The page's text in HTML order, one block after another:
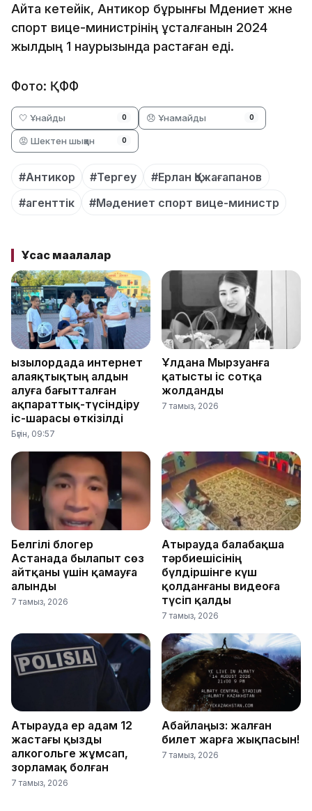
Айта кетейік, Антикор бұрынғы Мәдениет және
спорт вице-министрінің ұсталғанын 2024
жылдың 1 наурызында растаған еді.
Фото: ҚФФ
🤍 Ұнайды 0 😞 Ұнамайды 0
😡 Шектен шыққан 0
#Антикор #Тергеу
#Ерлан Қожағапанов
#агенттік
#Мәдениет спорт вице-министр
Ұқсас мақалалар
Қызылордада интернет
алаяқтықтың алдын
алуға бағытталған
ақпараттық-түсіндіру
іс-шарасы өткізілді
Бүгін, 09:57
Ұлдана Мырзуанға
қатысты іс сотқа
жолданды
7 тамыз, 2026
Белгілі блогер
Астанада былапыт сөз
айтқаны үшін қамауға
алынды
7 тамыз, 2026
Атырауда балабақша
тәрбиешісінің
бүлдіршінге күш
қолданғаны видеоға
түсіп қалды
7 тамыз, 2026
Атырауда ер адам 12
жастағы қызды
алкогольге жұмсап,
зорламақ болған
7 тамыз, 2026
Абайлаңыз: жалған
билет жарға жықпасын!
7 тамыз, 2026